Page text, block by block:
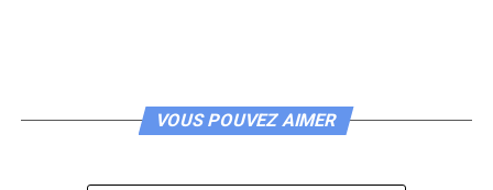
VOUS POUVEZ AIMER